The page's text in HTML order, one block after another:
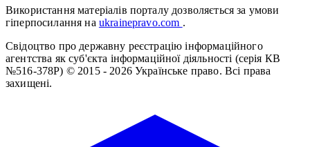
Використання матеріалів порталу дозволяється за умови
гіперпосилання на ukrainepravo.com .
Свідоцтво про державну реєстрацію інформаційного
агентства як суб'єкта інформаційної діяльності (серія КВ
№516-378Р) © 2015 - 2026 Українське право. Всі права
захищені.